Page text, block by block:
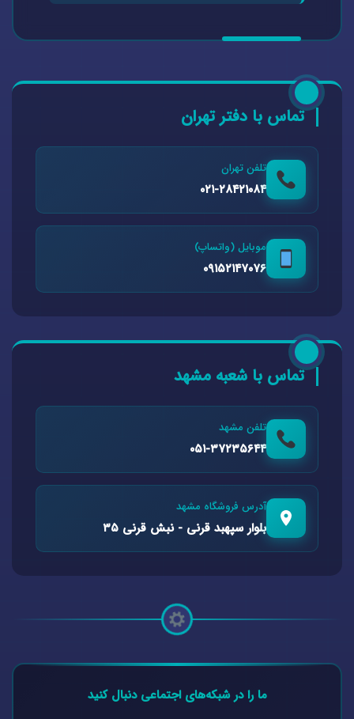
تماس با دفتر تهران
تلفن تهران
۰۲۱-۲۸۴۲۱۰۸۴
موبایل (واتساپ)
۰۹۱۵۲۱۴۷۰۷۶
تماس با شعبه مشهد
تلفن مشهد
۰۵۱-۳۷۲۳۵۶۴۴
آدرس فروشگاه مشهد
بلوار سپهبد قرنی - نبش قرنی ۳۵
ما را در شبکه‌های اجتماعی دنبال کنید